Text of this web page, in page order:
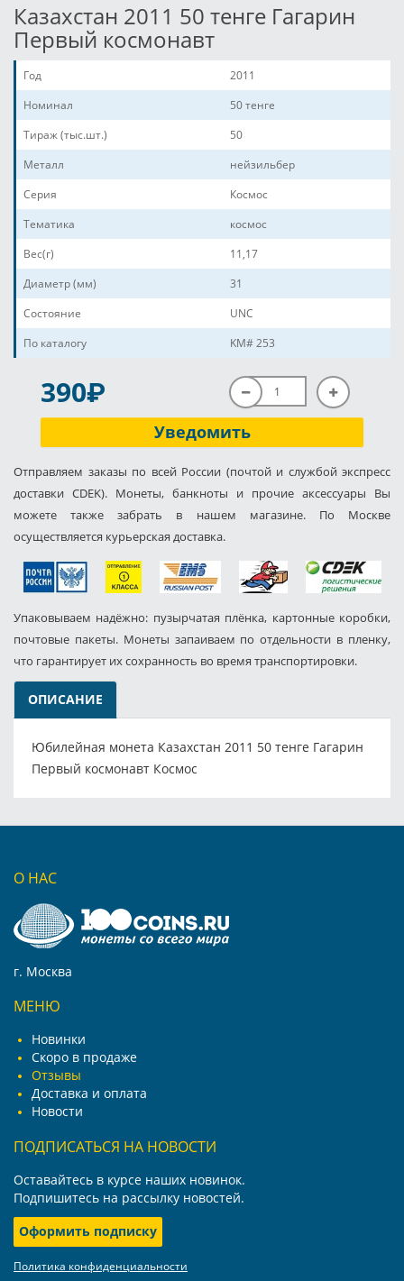
Казахстан 2011 50 тенге Гагарин
Первый космонавт
Год
2011
Номинал
50 тенге
Тираж (тыс.шт.)
50
Металл
нейзильбер
Серия
Космос
Тематика
космос
Вес(г)
11,17
Диаметр (мм)
31
Состояние
UNC
По каталогу
KM# 253
390P
Уведомить
Отправляем заказы по всей России (почтой и службой экспресс
доставки CDEK). Монеты, банкноты и прочие аксессуары Вы
можете также забрать в нашем магазине. По Москве
осуществляется курьерская доставка.
Упаковываем надёжно: пузырчатая плёнка, картонные коробки,
почтовые пакеты. Монеты запаиваем по отдельности в пленку,
что гарантирует их сохранность во время транспортировки.
ОПИСАНИЕ
Юбилейная монета Казахстан 2011 50 тенге Гагарин
Первый космонавт Космос
О НАС
г. Москва
МЕНЮ
Новинки
Скоро в продаже
Отзывы
Доставка и оплата
Новости
ПОДПИСАТЬСЯ НА НОВОСТИ
Оставайтесь в курсе наших новинок.
Подпишитесь на рассылку новостей.
Оформить подписку
Политика конфиденциальности